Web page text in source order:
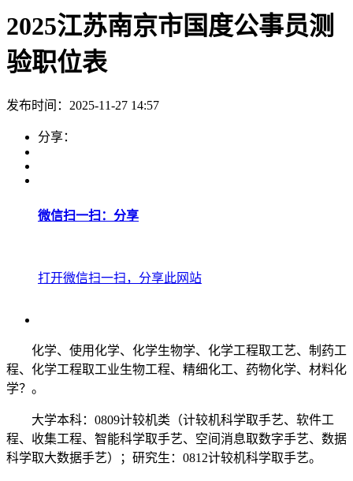
2025江苏南京市国度公事员测
验职位表
发布时间：2025-11-27 14:57
分享：
微信扫一扫：分享
打开微信扫一扫，分享此网站
化学、使用化学、化学生物学、化学工程取工艺、制药工
程、化学工程取工业生物工程、精细化工、药物化学、材料化
学？。
大学本科：0809计较机类（计较机科学取手艺、软件工
程、收集工程、智能科学取手艺、空间消息取数字手艺、数据
科学取大数据手艺）；研究生：0812计较机科学取手艺。